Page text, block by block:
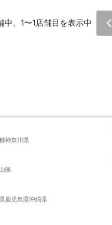
中、1〜1店舗目を表示中
神奈川県
県
鹿児島県沖縄県